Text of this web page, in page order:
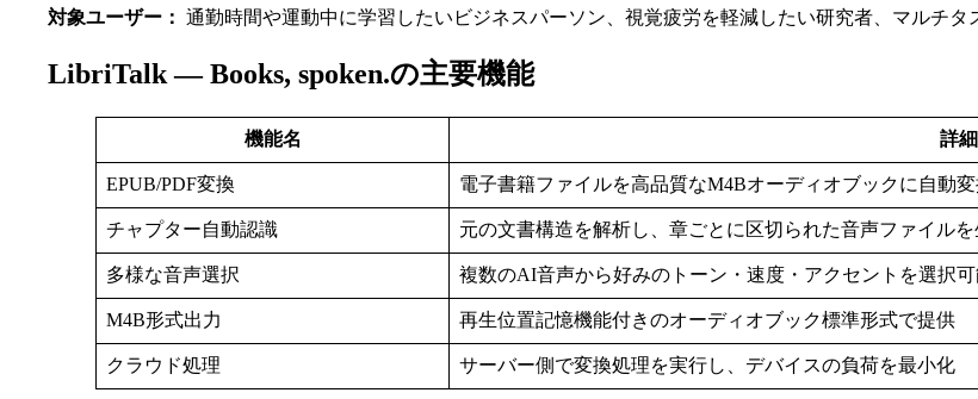
対象ユーザー： 通勤時間や運動中に学習したいビジネスパーソン、視覚疲労を軽減したい研究者、マルチタ
LibriTalk — Books, spoken.の主要機能
機能名 詳
EPUB/PDF変換 電子書籍ファイルを高品質なM4Bオーディオブックに自動変
チャプター自動認識 元の文書構造を解析し、章ごとに区切られた音声ファイル
多様な音声選択 複数のAI音声から好みのトーン・速度・アクセントを選択
M4B形式出力 再生位置記憶機能付きのオーディオブック標準形式で提供
クラウド処理 サーバー側で変換処理を実行し、デバイスの負荷を最小化